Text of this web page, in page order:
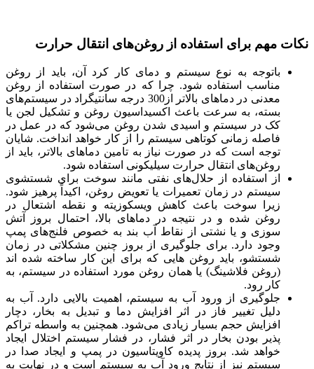
نکات مهم برای استفاده از روغن‌های انتقال حرارت
باتوجه به نوع سیستم و دمای کار کرد آن، باید از روغن
مناسب استفاده شود. چرا که در صورت استفاده از روغن
معدنی در دماهای بالاتر از300 درجه سانتیگراد در سیستم‌های
بسته، به سرعت باعث اکسیداسیون روغن و تشکیل لجن یا
کک در سیستم و اسیدی شدن روغن می‌شود که در عمل در
فاصله زمانی کوتاهی سیستم را از کار خواهد انداخت. شایان
توجه است که در صورت نیاز به تامین دماهای بالاتر، باید از
روغن‌های انتقال حرارت سیلیکونی استفاده شود.
از استفاده از حلال‌های نفتی مانند سوخت برای شستشوی
سیستم در زمان تعمیرات یا تعویض روغن، اکیداً پرهیز شود.
زیرا سوخت باعث کاهش ویسکوزیته و نقطه اشتعال در
روغن شده و در نتیجه در دماهای بالا، احتمال بروز آتش
سوزی و یا نشتی از نقاط آب بند به خصوص فلنج‌های پمپ
وجود دارد. برای جلوگیری از بروز چنین مشکلاتی در زمان
شستشو، باید روغن هایی که برای این کار ساخته شده اند
(روغن فلاشینگ) یا همان روغن مورد استفاده در سیستم، به
کار رود.
جلوگیری از ورود آب به سیستم، اهمیت بالایی دارد. آب به
دلیل تغییر فاز در اثر افزایش دما و تبدیل به بخار، دچار
افزایش حجم بسیار زیادی می‌شود. همچنین به واسطه تراکم
پذیر بودن بخار در اثر فشار، در فشار سیستم اختلال ایجاد
خواهد شد. بروز پدیده کاویتاسیون در پمپ و ایجاد صدا در
سیستم نیز از نتایج ورود آب به سیستم است و در نهایت به